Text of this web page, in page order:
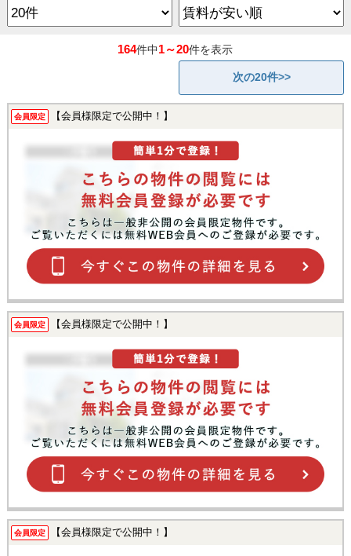
164件中1～20件を表示
次の20件>>
会員限定 【会員様限定で公開中！】
会員限定 【会員様限定で公開中！】
会員限定 【会員様限定で公開中！】